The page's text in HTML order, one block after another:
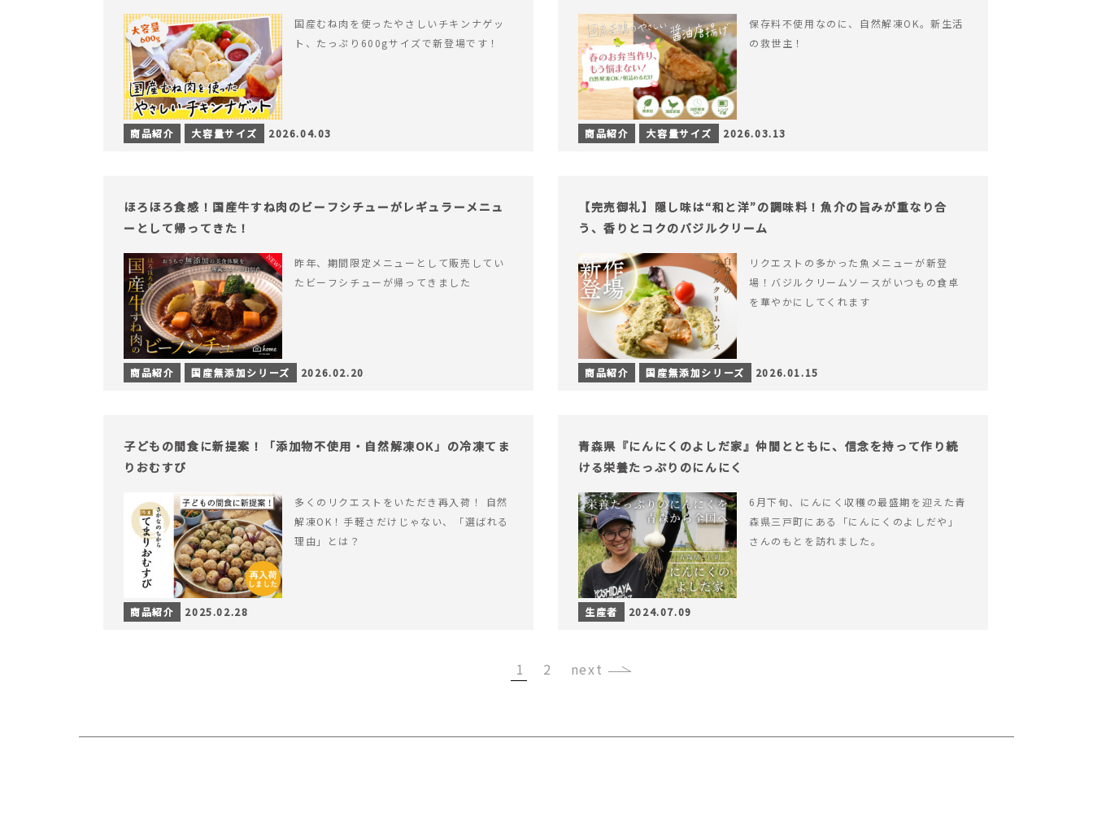
国産むね肉を使ったやさしいチキンナゲッ
ト、たっぷり600gサイズで新登場です！
商品紹介 大容量サイズ 2026.04.03
保存料不使用なのに、自然解凍OK。新生活
の救世主！
商品紹介 大容量サイズ 2026.03.13
ほろほろ食感！国産牛すね肉のビーフシチューがレギュラーメニュ
ーとして帰ってきた！
昨年、期間限定メニューとして販売してい
たビーフシチューが帰ってきました
商品紹介 国産無添加シリーズ 2026.02.20
【完売御礼】隠し味は“和と洋”の調味料！魚介の旨みが重なり合
う、香りとコクのバジルクリーム
リクエストの多かった魚メニューが新登
場！バジルクリームソースがいつもの食卓
を華やかにしてくれます
商品紹介 国産無添加シリーズ 2026.01.15
子どもの間食に新提案！「添加物不使用・自然解凍OK」の冷凍てま
りおむすび
多くのリクエストをいただき再入荷！ 自然
解凍OK！手軽さだけじゃない、「選ばれる
理由」とは？
商品紹介 2025.02.28
青森県『にんにくのよしだ家』仲間とともに、信念を持って作り続
ける栄養たっぷりのにんにく
6月下旬、にんにく収穫の最盛期を迎えた青
森県三戸町にある「にんにくのよしだや」
さんのもとを訪れました。
生産者 2024.07.09
1 2 ›